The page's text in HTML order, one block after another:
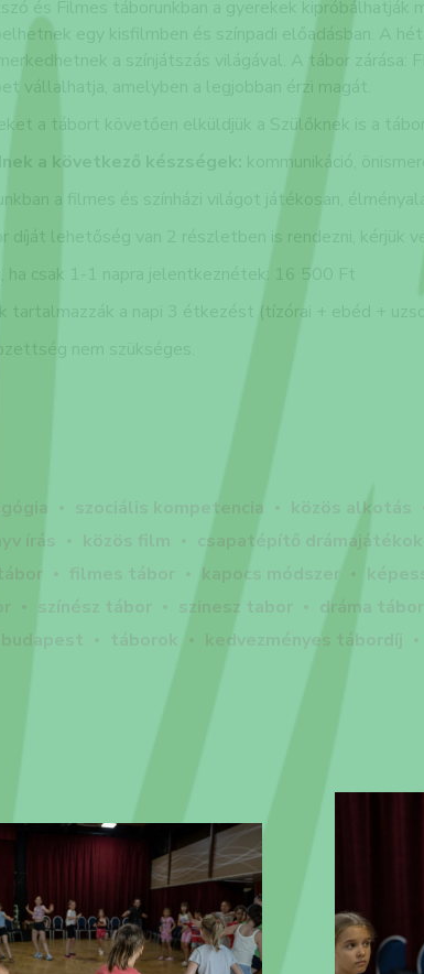
és Filmes táborunkban a gyerekek
egy kisfilmben és színpadi előadásban. A
a színjátszás világával. A tábor
vállalhatja, amelyben a legjobban érzi magát.
a tábort követően elküldjük a Szülőknek is a
a következő készségek:
kommunikáció,
a filmes és színházi világot játékosan,
díját lehetőség van 2 részletben is rendezni, kérjük
ha csak 1-1 napra jelentkeznétek: 16 500 Ft
tartalmazzák a napi 3 étkezést (tízórai + ebéd +
szociális kompetencia közös alkotás
írás
csapatépítő drámajátékok
kapocs módszer
szinesz tabor dráma tábor
kedvezményes tábordíj